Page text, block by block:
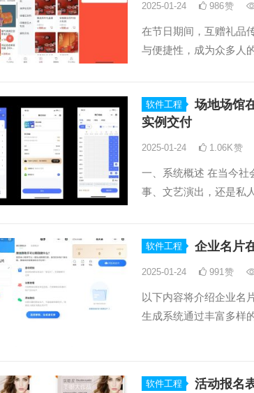
2025-01-24 986赞
在节日期间，互赠礼品
与便捷性，成为众多人
软件工程
场地场馆
实例交付
2025-01-24 1.06K赞
一、系统概述 在当今社
事、文艺演出，还是私
软件工程 企业名片
2025-01-24 991赞
以下内容将介绍企业名
生成系统通过丰富多样
软件工程 活动报名